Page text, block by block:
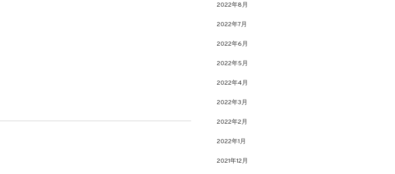
2022年8月
2022年7月
2022年6月
2022年5月
2022年4月
2022年3月
2022年2月
2022年1月
2021年12月